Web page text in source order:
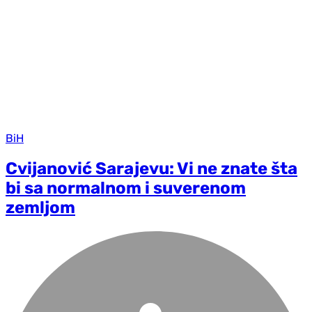
BiH
Cvijanović Sarajevu: Vi ne znate šta
bi sa normalnom i suverenom
zemljom